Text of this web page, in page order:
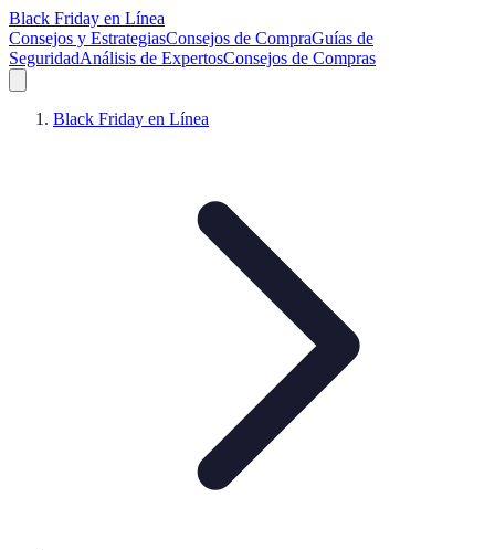
Black Friday en Línea
Consejos y EstrategiasConsejos de CompraGuías de
SeguridadAnálisis de ExpertosConsejos de Compras
Black Friday en Línea